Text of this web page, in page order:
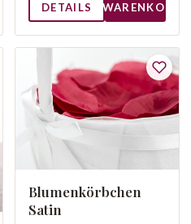
DETAILS WARENKORB
Blumenkörbchen
Satin